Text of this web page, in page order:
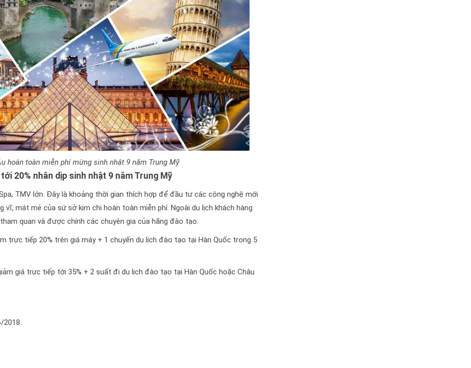
hoàn toàn miễn phí mừng sinh nhật 9 năm Trung Mỹ
20% nhân dịp sinh nhật 9 năm Trung Mỹ
TMV lớn. Đây là khoảng thời gian thích hợp để đầu tư các công nghệ mới
vĩ, mát mẻ của sứ sở kim chi hoàn toàn miễn phí. Ngoài du lịch khách hàng
quan và được chính các chuyên gia của hãng đào tạo.
trực tiếp 20% trên giá máy + 1 chuyến du lịch đào tạo tại Hàn Quốc trong 5
giá trực tiếp tới 35% + 2 suất đi du lịch đào tạo tại Hàn Quốc hoặc Châu
2018.